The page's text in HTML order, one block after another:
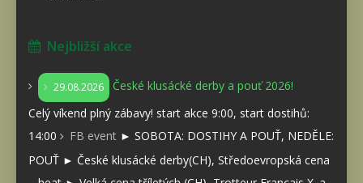
Nejbližší akce
29.08.2026
České klusácké derby a pouť 2026!
Celý víkend plný zábavy! start akce 9:00, start dostihů:
14:00
FB event ► SOBOTA: DOSTIHY A POUŤ, NEDĚLE:
POUŤ ► České klusácké derby(CH), Středoevropská cena